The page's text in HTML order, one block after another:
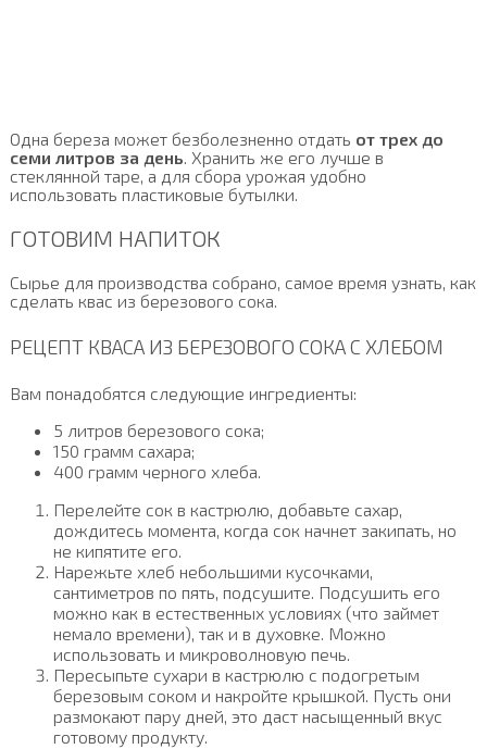
Одна береза может безболезненно отдать от трех до
семи литров за день. Хранить же его лучше в
стеклянной таре, а для сбора урожая удобно
использовать пластиковые бутылки.
ГОТОВИМ НАПИТОК
Сырье для производства собрано, самое время узнать, как
сделать квас из березового сока.
РЕЦЕПТ КВАСА ИЗ БЕРЕЗОВОГО СОКА С ХЛЕБОМ
Вам понадобятся следующие ингредиенты:
5 литров березового сока;
150 грамм сахара;
400 грамм черного хлеба.
Перелейте сок в кастрюлю, добавьте сахар,
дождитесь момента, когда сок начнет закипать, но
не кипятите его.
Нарежьте хлеб небольшими кусочками,
сантиметров по пять, подсушите. Подсушить его
можно как в естественных условиях (что займет
немало времени), так и в духовке. Можно
использовать и микроволновую печь.
Пересыпьте сухари в кастрюлю с подогретым
березовым соком и накройте крышкой. Пусть они
размокают пару дней, это даст насыщенный вкус
готовому продукту.